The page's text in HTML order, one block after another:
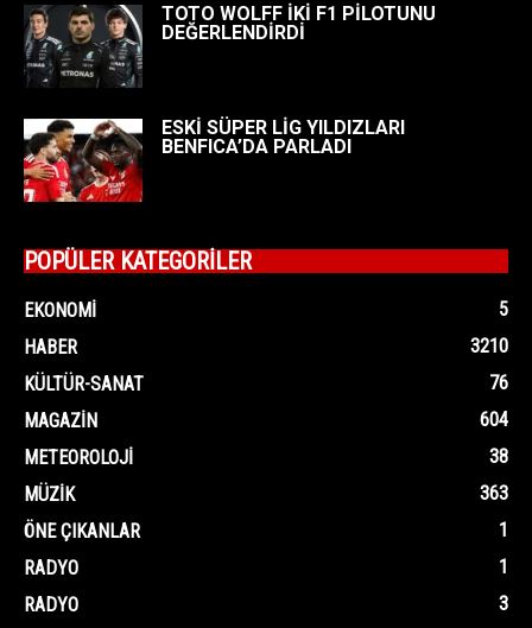
TOTO WOLFF İKİ F1 PİLOTUNU
DEĞERLENDİRDİ
ESKİ SÜPER LİG YILDIZLARI
BENFICA’DA PARLADI
POPÜLER KATEGORİLER
EKONOMI
5
HABER
3210
KÜLTÜR-SANAT
76
MAGAZIN
604
METEOROLOJI
38
MÜZIK
363
ÖNE ÇIKANLAR
1
RADYO
1
RADYO
3